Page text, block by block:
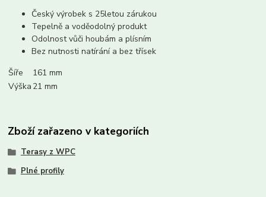
Český výrobek s 25letou zárukou
Tepelně a voděodolný produkt
Odolnost vůči houbám a plísním
Bez nutnosti natírání a bez třísek
Šíře
161 mm
Výška 21 mm
Zboží zařazeno v kategoriích
Terasy z WPC
Plné profily